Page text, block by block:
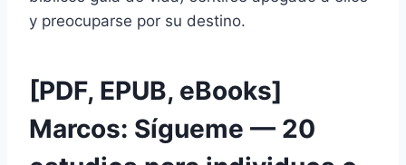
y preocuparse por su destino.
[PDF, EPUB, eBooks]
Marcos: Sígueme — 20